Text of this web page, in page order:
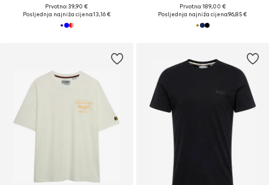
Prvotno: 39,90 €
Posljednja najniža cijena:13,16 €
Prvotno: 189,00 €
Posljednja najniža cijena:96,85 €